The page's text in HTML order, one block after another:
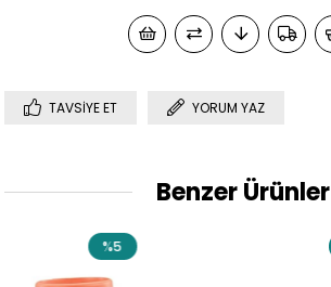
TAVSIYE ET YORUM YAZ
Benzer Ürünler